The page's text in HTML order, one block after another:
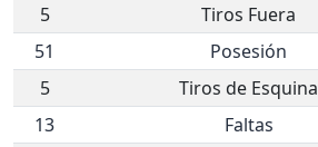
5
Tiros Fuera
51
Posesión
5
Tiros de Esquina
13
Faltas